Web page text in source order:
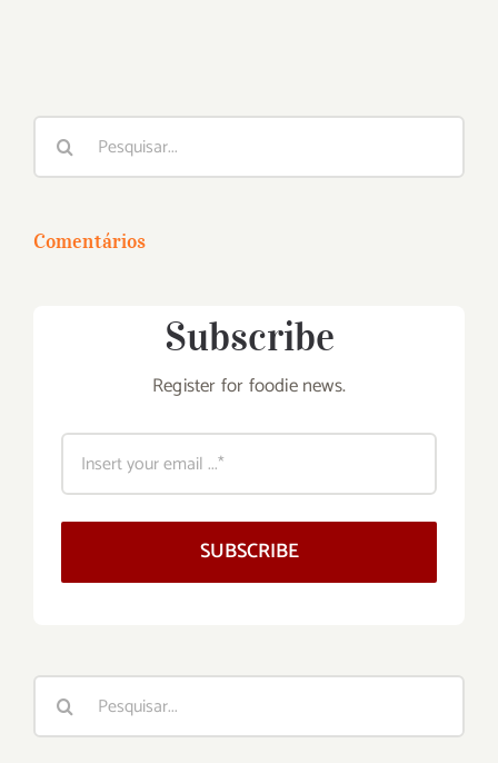
Buscar
resultados
Comentários
Subscribe
Register for foodie news.
SUBSCRIBE
Buscar
resultados